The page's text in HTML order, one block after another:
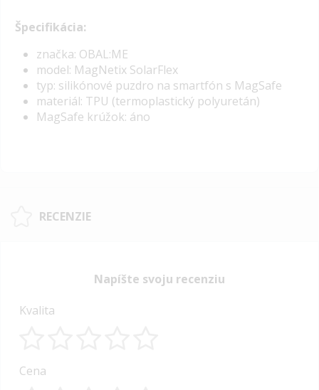
Špecifikácia:
značka: OBAL:ME
model: MagNetix SolarFlex
typ: silikónové puzdro na smartfón s MagSafe
materiál: TPU (termoplastický polyuretán)
MagSafe krúžok: áno
RECENZIE
Napíšte svoju recenziu
Kvalita
star
stars
stars
stars
stars
Cena